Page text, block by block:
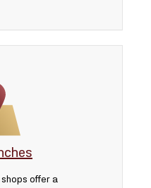
shops offer a